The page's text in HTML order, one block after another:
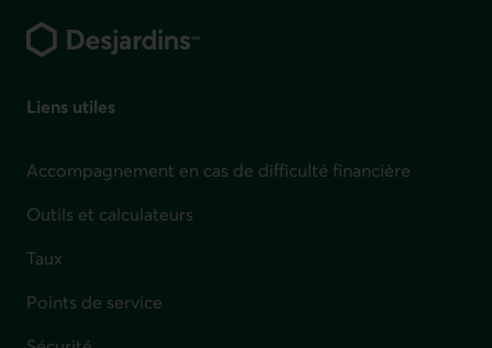
Liens utiles
Accompagnement en cas de difficulté financière
Outils et calculateurs
Taux
Points de service